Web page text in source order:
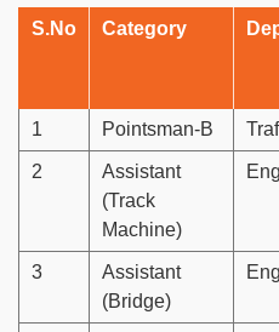
S.No Category
1 Pointsman-B
2
Assistant
(Track
Machine)
3
Assistant
(Bridge)